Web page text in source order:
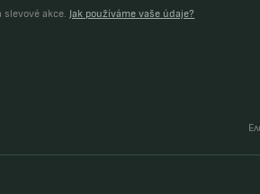
slevové akce.Jak používáme vaše údaje?